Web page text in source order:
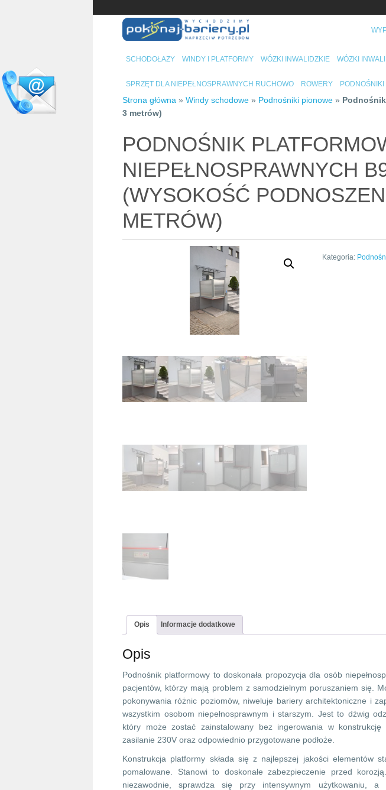
SCHODOŁAZY WINDY I PLATFORMY WÓZKI INWALIDZKIE WÓZKI
SPRZĘT DLA NIEPEŁNOSPRAWNYCH RUCHOWO ROWERY PODNOŚNIKI
Strona główna » Windy schodowe » Podnośniki pionowe »
3 metrów)
PODNOŚNIK
NIEPEŁNOSPRAWNYCH
(WYSOKOŚĆ
METRÓW)
Kategoria:
Opis Informacje dodatkowe
Opis
Podnośnik platformowy to doskonała propozycja dla osób
pacjentów, którzy mają problem z samodzielnym poruszaniem się.
pokonywania różnic poziomów, niweluje bariery architektoniczne i
wszystkim osobom niepełnosprawnym i starszym. Jest to dźwig
który może zostać zainstalowany bez ingerowania w
zasilanie 230V oraz odpowiednio przygotowane podłoże.
Konstrukcja platformy składa się z najlepszej jakości elementów
pomalowane. Stanowi to doskonałe zabezpieczenie przed
niezawodnie, sprawdza się przy intensywnym użytkowaniu,